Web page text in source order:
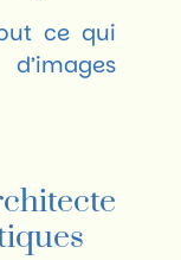
ce qui